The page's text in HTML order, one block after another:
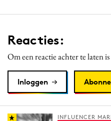
Reacties:
Om een reactie achter te laten
Inloggen
INFLUENCER